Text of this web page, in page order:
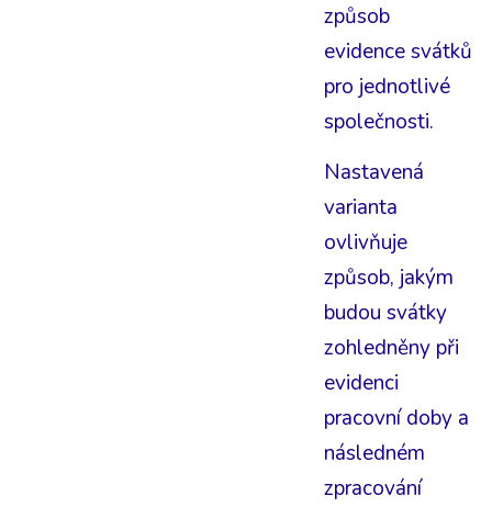
způsob
evidence svátků
pro jednotlivé
společnosti.
Nastavená
varianta
ovlivňuje
způsob, jakým
budou svátky
zohledněny při
evidenci
pracovní doby a
následném
zpracování